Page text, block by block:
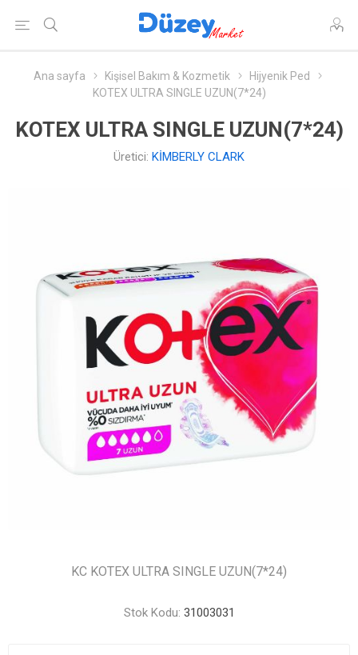
Ana sayfa Kişisel Bakım & Kozmetik
Hijyenik Ped
KOTEX ULTRA SINGLE UZUN(7*24)
KOTEX ULTRA SINGLE UZUN(7*24)
Üretici: KİMBERLY CLARK
KC KOTEX ULTRA SINGLE UZUN(7*24)
Stok Kodu: 31003031